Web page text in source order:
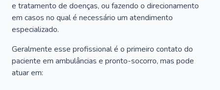
e tratamento de doenças, ou fazendo o direcionamento
em casos no qual é necessário um atendimento
especializado.
Geralmente esse profissional é o primeiro contato do
paciente em ambulâncias e pronto-socorro, mas pode
atuar em: